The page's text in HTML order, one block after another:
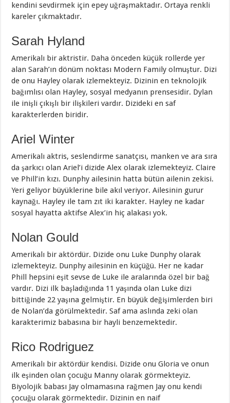
kendini sevdirmek için epey uğraşmaktadır. Ortaya renkli
kareler çıkmaktadır.
Sarah Hyland
Amerikalı bir aktristir. Daha önceden küçük rollerde yer
alan Sarah’ın dönüm noktası Modern Family olmuştur. Dizi
de onu Hayley olarak izlemekteyiz. Dizinin en teknolojik
bağımlısı olan Hayley, sosyal medyanın prensesidir. Dylan
ile inişli çıkışlı bir ilişkileri vardır. Dizideki en saf
karakterlerden biridir.
Ariel Winter
Amerikalı aktris, seslendirme sanatçısı, manken ve ara sıra
da şarkıcı olan Ariel’i dizide Alex olarak izlemekteyiz. Claire
ve Phill’in kızı. Dunphy ailesinin hatta bütün ailenin zekisi.
Yeri geliyor büyüklerine bile akıl veriyor. Ailesinin gurur
kaynağı. Hayley ile tam zıt iki karakter. Hayley ne kadar
sosyal hayatta aktifse Alex’in hiç alakası yok.
Nolan Gould
Amerikalı bir aktördür. Dizide onu Luke Dunphy olarak
izlemekteyiz. Dunphy ailesinin en küçüğü. Her ne kadar
Phill hepsini eşit sevse de Luke ile aralarında özel bir bağ
vardır. Dizi ilk başladığında 11 yaşında olan Luke dizi
bittiğinde 22 yaşına gelmiştir. En büyük değişimlerden biri
de Nolan’da görülmektedir. Saf ama aslında zeki olan
karakterimiz babasına bir hayli benzemektedir.
Rico Rodriguez
Amerikalı bir aktördür kendisi. Dizide onu Gloria ve onun
ilk eşinden olan çocuğu Manny olarak görmekteyiz.
Biyolojik babası Jay olmamasına rağmen Jay onu kendi
çocuğu olarak görmektedir. Dizinin en naif